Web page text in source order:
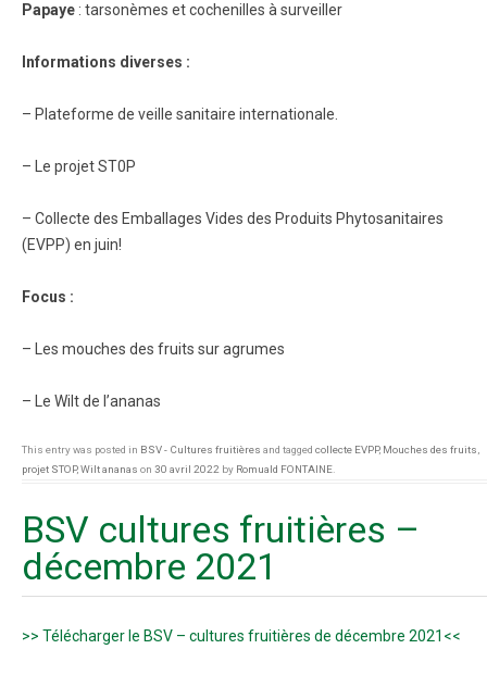
Papaye : tarsonèmes et cochenilles à surveiller
Informations diverses :
– Plateforme de veille sanitaire internationale.
– Le projet ST0P
– Collecte des Emballages Vides des Produits Phytosanitaires
(EVPP) en juin!
Focus :
– Les mouches des fruits sur agrumes
– Le Wilt de l’ananas
This entry was posted in BSV - Cultures fruitières and tagged collecte EVPP, Mouches des fruits
projet STOP,Wilt ananas on 30 avril 2022 by Romuald FONTAINE
BSV cultures fruitières –
décembre 2021
>> Télécharger le BSV – cultures fruitières de décembre 2021<<